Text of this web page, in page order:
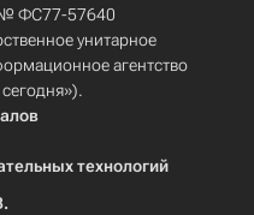
№ ФС77-57640
унитарное
агентство
технологий